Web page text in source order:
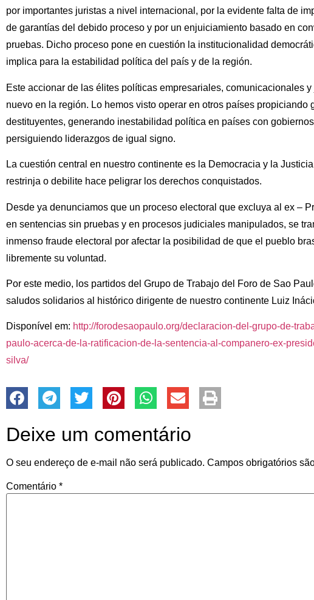
por importantes juristas a nivel internacional, por la evidente falta de
de garantías del debido proceso y por un enjuiciamiento basado en
pruebas. Dicho proceso pone en cuestión la institucionalidad
implica para la estabilidad política del país y de la región.
Este accionar de las élites políticas empresariales, comunicacionales
nuevo en la región. Lo hemos visto operar en otros países propiciando
destituyentes, generando inestabilidad política en países con
persiguiendo liderazgos de igual signo.
La cuestión central en nuestro continente es la Democracia y la
restrinja o debilite hace peligrar los derechos conquistados.
Desde ya denunciamos que un proceso electoral que excluya al ex –
en sentencias sin pruebas y en procesos judiciales manipulados, se
inmenso fraude electoral por afectar la posibilidad de que el pueblo
libremente su voluntad.
Por este medio, los partidos del Grupo de Trabajo del Foro de Sao
saludos solidarios al histórico dirigente de nuestro continente Luiz
Disponível em: http://forodesaopaulo.org/declaracion-del-grupo-de-
paulo-acerca-de-la-ratificacion-de-la-sentencia-al-companero-ex-
silva/
Deixe um comentário
O seu endereço de e-mail não será publicado. Campos obrigatórios
Comentário *